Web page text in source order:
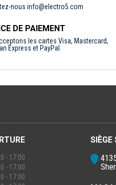
nous info@electro5.com
DE PAIEMENT
les cartes Visa, Mastercard,
Express et PayPal.
- 17:00
- 17:00
- 17:00
SIÈGE